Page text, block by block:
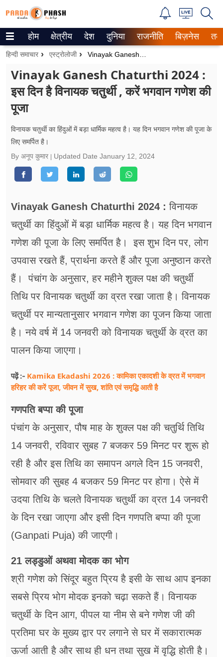
Trending on Google News
वेब स्टोरीज
उत्तर प्रदेश
गैलरी
वीडियो
रिलेशनशिप
जीवन मंत्रा
फूड
ब्‍यूटी
जॉब्स
शिक्षा
अन्य खबरें
होम क्षेत्रीय देश दुनिया राजनीति बिज़नेस
हिन्दी समाचार एस्ट्रोलोजी
Vinayak Ganesh Chaturthi 2024 :
इस दिन है विनायक चतुर्थी , करें भगवान गणेश की
पूजा
विनायक चतुर्थी का हिंदुओं में बड़ा धार्मिक महत्व है। यह दिन भगवान गणेश की पूजा के
लिए समर्पित है।
By अनूप कुमार
Updated Date January 12, 2024
Vinayak Ganesh Chaturthi 2024 : विनायक
चतुर्थी का हिंदुओं में बड़ा धार्मिक महत्व है। यह दिन भगवान
गणेश की पूजा के लिए समर्पित है। इस शुभ दिन पर, लोग
उपवास रखते हैं, प्रार्थना करते हैं और पूजा अनुष्ठान करते
हैं। पंचांग के अनुसार, हर महीने शुक्ल पक्ष की चतुर्थी
तिथि पर विनायक चतुर्थी का व्रत रखा जाता है। विनायक
चतुर्थी पर मान्यतानुसार भगवान गणेश का पूजन किया जाता
है। नये वर्ष में 14 जनवरी को विनायक चतुर्थी के व्रत का
पालन किया जाएगा।
पढ़ें :- Kamika Ekadashi 2026 : कामिका एकादशी के व्रत में भगवान
हरिहर की करें पूजा, जीवन में सुख, शांति एवं समृद्धि आती है
गणपति बप्पा की पूजा
पंचांग के अनुसार, पौष माह के शुक्ल पक्ष की चतुर्थि तिथि
14 जनवरी, रविवार सुबह 7 बजकर 59 मिनट पर शुरू हो
रही है और इस तिथि का समापन अगले दिन 15 जनवरी,
सोमवार की सुबह 4 बजकर 59 मिनट पर होगा। ऐसे में
उदया तिथि के चलते विनायक चतुर्थी का व्रत 14 जनवरी
के दिन रखा जाएगा और इसी दिन गणपति बप्पा की पूजा
(Ganpati Puja) की जाएगी।
21 लड्डुओं अथवा मोदक का भोग
श्री गणेश को सिंदूर बहुत प्रिय है इसी के साथ आप इनका
सबसे प्रिय भोग मोदक इनको चढ़ा सकते हैं। विनायक
चतुर्थी के दिन आग, पीपल या नीम से बने गणेश जी की
प्रतिमा घर के मुख्य द्वार पर लगाने से घर में सकारात्मक
ऊर्जा आती है और साथ ही धन तथा सुख में वृद्धि होती है।